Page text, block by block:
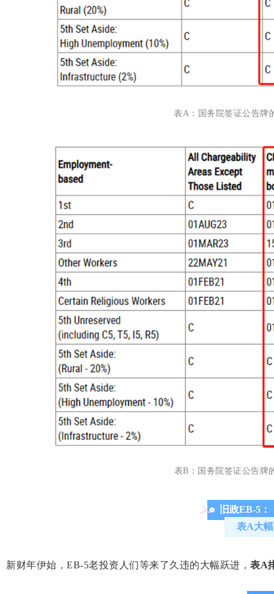
表A：国务院签证公告牌
表B：国务院签证公告牌
旧政EB-5：
表A大
新财年伊始，EB-5老投资人们等来了久违的大幅跃进， 表A